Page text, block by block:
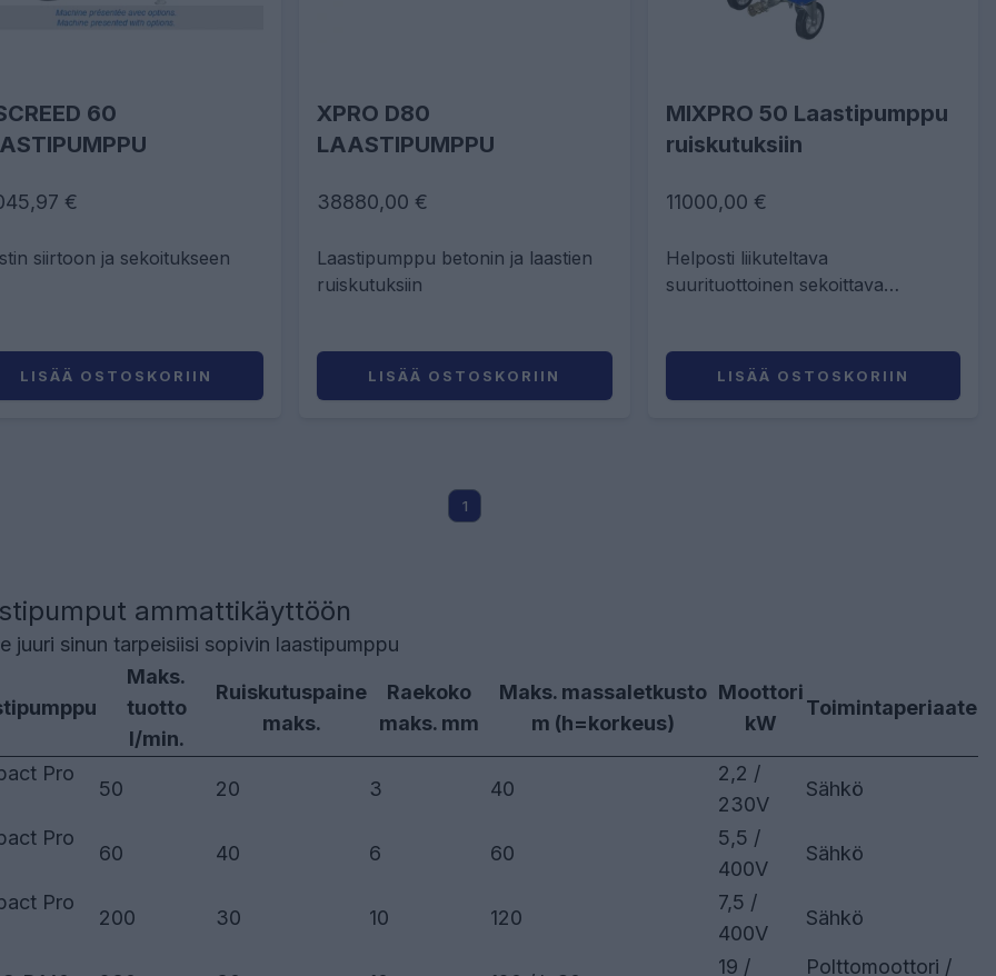
60
€
siirtoon ja sekoitukseen
LISÄÄ OSTOSKORIIN
XPRO D80
LAASTIPUMPPU
38880,00 €
Laastipumppu betonin ja laastien
ruiskutuksiin
LISÄÄ OSTOSKORIIN
MIXPRO 50 Laastipumppu
ruiskutuksiin
11000,00 €
Helposti liikuteltava
suurituottoinen sekoittava
LISÄÄ OSTOSKORIIN
1
ammattikäyttöön
juuri sinun tarpeisiisi sopivin laastipumppu
Maks.
tuotto
l/min.
Ruiskutuspaine
maks.
Raekoko
maks. mm
Maks. massaletkusto
m (h=korkeus)
Moottori
kW
Toimintaperiaate
Pro
50 20 3 40
2,2 /
230V
Sähkö
Pro
60 40 6 60
5,5 /
400V
Sähkö
Pro
200 30 10 120
7,5 /
400V
Sähkö
19 / Polttomoottori /